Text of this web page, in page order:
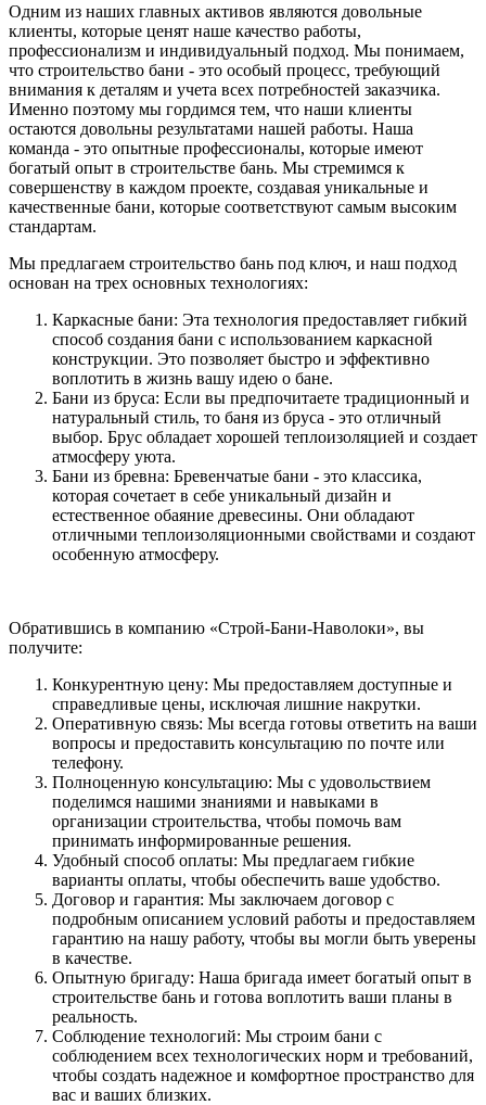
Одним из наших главных активов являются довольные
клиенты, которые ценят наше качество работы,
профессионализм и индивидуальный подход. Мы понимаем,
что строительство бани - это особый процесс, требующий
внимания к деталям и учета всех потребностей заказчика.
Именно поэтому мы гордимся тем, что наши клиенты
остаются довольны результатами нашей работы. Наша
команда - это опытные профессионалы, которые имеют
богатый опыт в строительстве бань. Мы стремимся к
совершенству в каждом проекте, создавая уникальные и
качественные бани, которые соответствуют самым высоким
стандартам.
Мы предлагаем строительство бань под ключ, и наш подход
основан на трех основных технологиях:
Каркасные бани: Эта технология предоставляет гибкий
способ создания бани с использованием каркасной
конструкции. Это позволяет быстро и эффективно
воплотить в жизнь вашу идею о бане.
Бани из бруса: Если вы предпочитаете традиционный и
натуральный стиль, то баня из бруса - это отличный
выбор. Брус обладает хорошей теплоизоляцией и создает
атмосферу уюта.
Бани из бревна: Бревенчатые бани - это классика,
которая сочетает в себе уникальный дизайн и
естественное обаяние древесины. Они обладают
отличными теплоизоляционными свойствами и создают
особенную атмосферу.
Обратившись в компанию «Строй-Бани-Наволоки», вы
получите:
Конкурентную цену: Мы предоставляем доступные и
справедливые цены, исключая лишние накрутки.
Оперативную связь: Мы всегда готовы ответить на ваши
вопросы и предоставить консультацию по почте или
телефону.
Полноценную консультацию: Мы с удовольствием
поделимся нашими знаниями и навыками в
организации строительства, чтобы помочь вам
принимать информированные решения.
Удобный способ оплаты: Мы предлагаем гибкие
варианты оплаты, чтобы обеспечить ваше удобство.
Договор и гарантия: Мы заключаем договор с
подробным описанием условий работы и предоставляем
гарантию на нашу работу, чтобы вы могли быть уверены
в качестве.
Опытную бригаду: Наша бригада имеет богатый опыт в
строительстве бань и готова воплотить ваши планы в
реальность.
Соблюдение технологий: Мы строим бани с
соблюдением всех технологических норм и требований,
чтобы создать надежное и комфортное пространство для
вас и ваших близких.